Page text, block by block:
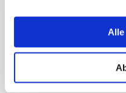
USA bedeuten kann.
Alle
United Nations
MCI PRME
MCI Community
Jean-Monnet